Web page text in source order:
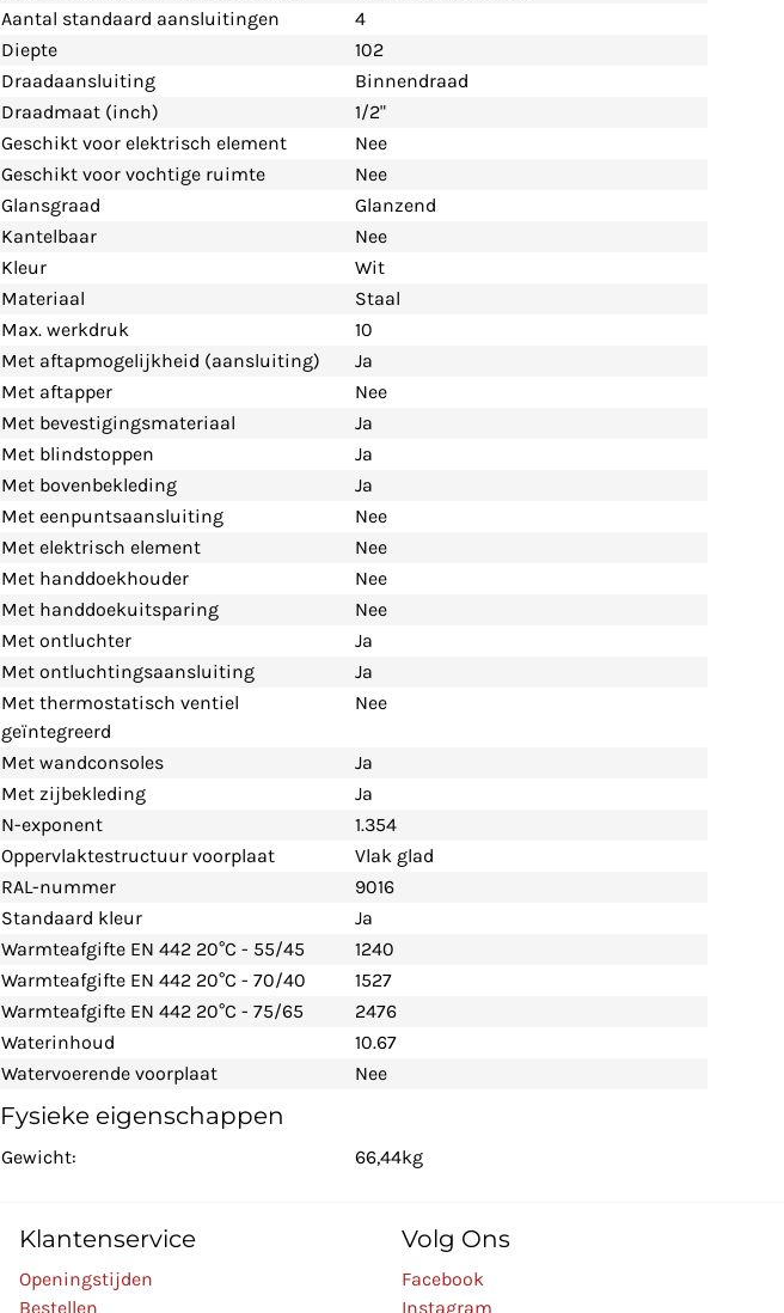
Aantal standaard aansluitingen
4
Diepte
102
Draadaansluiting
Binnendraad
Draadmaat (inch)
1/2"
Geschikt voor elektrisch element
Nee
Geschikt voor vochtige ruimte
Nee
Glansgraad
Glanzend
Kantelbaar
Nee
Kleur
Wit
Materiaal
Staal
Max. werkdruk
10
Met aftapmogelijkheid (aansluiting)
Ja
Met aftapper
Nee
Met bevestigingsmateriaal
Ja
Met blindstoppen
Ja
Met bovenbekleding
Ja
Met eenpuntsaansluiting
Nee
Met elektrisch element
Nee
Met handdoekhouder
Nee
Met handdoekuitsparing
Nee
Met ontluchter
Ja
Met ontluchtingsaansluiting
Ja
Met thermostatisch ventiel
geïntegreerd
Nee
Met wandconsoles
Ja
Met zijbekleding
Ja
N-exponent
1.354
Oppervlaktestructuur voorplaat
Vlak glad
RAL-nummer
9016
Standaard kleur
Ja
Warmteafgifte EN 442 20°C - 55/45
1240
Warmteafgifte EN 442 20°C - 70/40
1527
Warmteafgifte EN 442 20°C - 75/65
2476
Waterinhoud
10.67
Watervoerende voorplaat
Nee
Fysieke eigenschappen
Gewicht: 66,44kg
Klantenservice
Openingstijden
Bestellen
Volg Ons
Facebook
Instagram